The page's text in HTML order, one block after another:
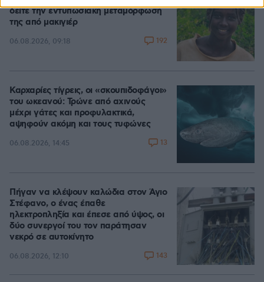
δείτε την εντυπωσιακή μεταμόρφωσή
της από μακιγιέρ
06.08.2026, 09:18 192
Καρχαρίες τίγρεις, οι «σκουπιδοφάγοι»
του ωκεανού: Τρώνε από αχινούς
μέχρι γάτες και προφυλακτικά,
αψηφούν ακόμη και τους τυφώνες
06.08.2026, 14:45 13
Πήγαν να κλέψουν καλώδια στον Άγιο
Στέφανο, ο ένας έπαθε
ηλεκτροπληξία και έπεσε από ύψος, οι
δύο συνεργοί του τον παράτησαν
νεκρό σε αυτοκίνητο
06.08.2026, 12:10 143